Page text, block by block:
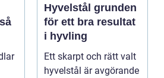
Hyvelstål grunden
för ett bra resultat
i hyvling
Ett skarpt och rätt valt
hyvelstål är avgörande